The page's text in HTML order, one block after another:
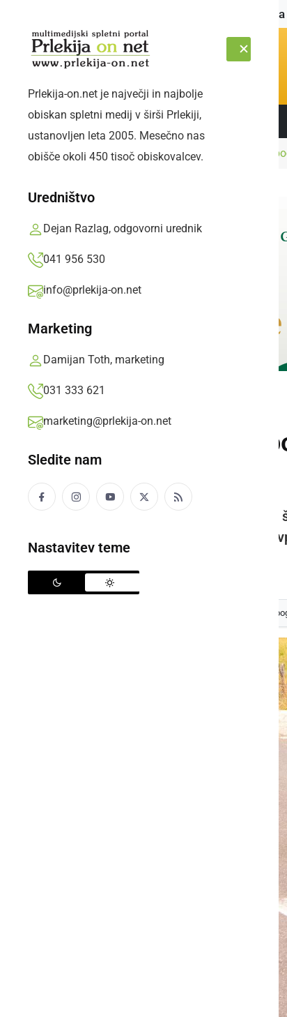
Naslovnica
ČETRTEK, 6. AVGUST 2026 Sledite nam:
Prlekija-on.net je največji in najbolje
obiskan spletni medij v širši Prlekiji,
ustanovljen leta 2005. Mesečno nas
obišče okoli 450 tisoč obiskovalcev.
Uredništvo
Dejan Razlag, odgovorni urednik
041 956 530
info@prlekija-on.net
Marketing
Damijan Toth, marketing
031 333 621
marketing@prlekija-on.net
Sledite nam
Nastavitev teme
Naslovnica Črna kronikaTraktorist vozil
Traktorist vozil
dovoljenja
Ormoški policisti so
povzročitelj prav tako vozil pod
kot svoj prednostni vir na